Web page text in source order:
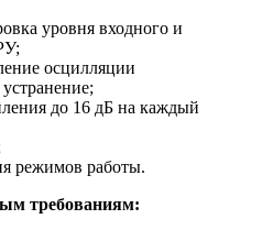
уровня входного и
осцилляции
до 16 дБ на каждый
режимов работы.
требованиям: